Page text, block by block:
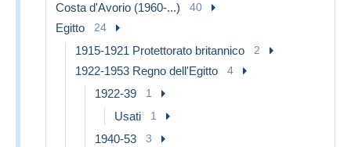
Costa d'Avorio (1960-...) 40
Egitto 24
1915-1921 Protettorato britannico 2
1922-1953 Regno dell'Egitto 4
1922-39 1
Usati 1
1940-53 3